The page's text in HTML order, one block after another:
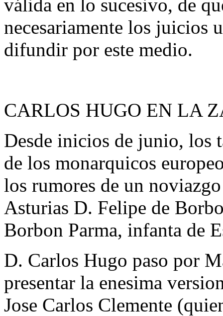
válida en lo sucesivo, de
necesariamente los juicios
difundir por este medio.
CARLOS HUGO EN LA
Desde inicios de junio, los
de los monarquicos
los rumores de un
Asturias D. Felipe de
Borbon Parma, infanta de
D. Carlos Hugo paso por
presentar la enesima
Jose Carlos Clemente